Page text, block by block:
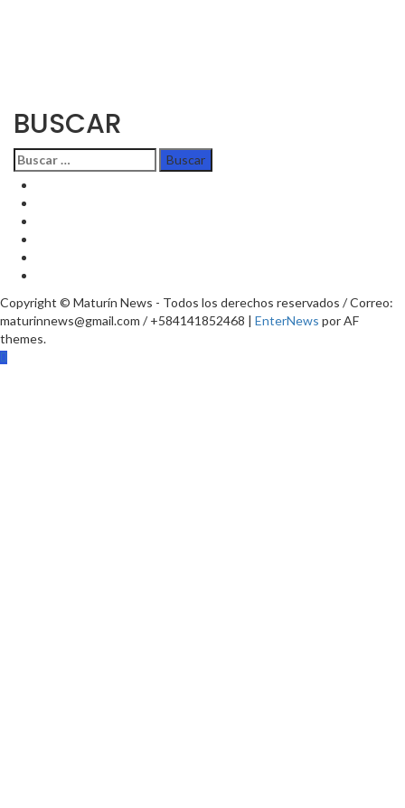
BUSCAR
Copyright © Maturín News - Todos los derechos reservados / Correo:
maturinnews@gmail.com / +584141852468 | EnterNews por AF
themes.